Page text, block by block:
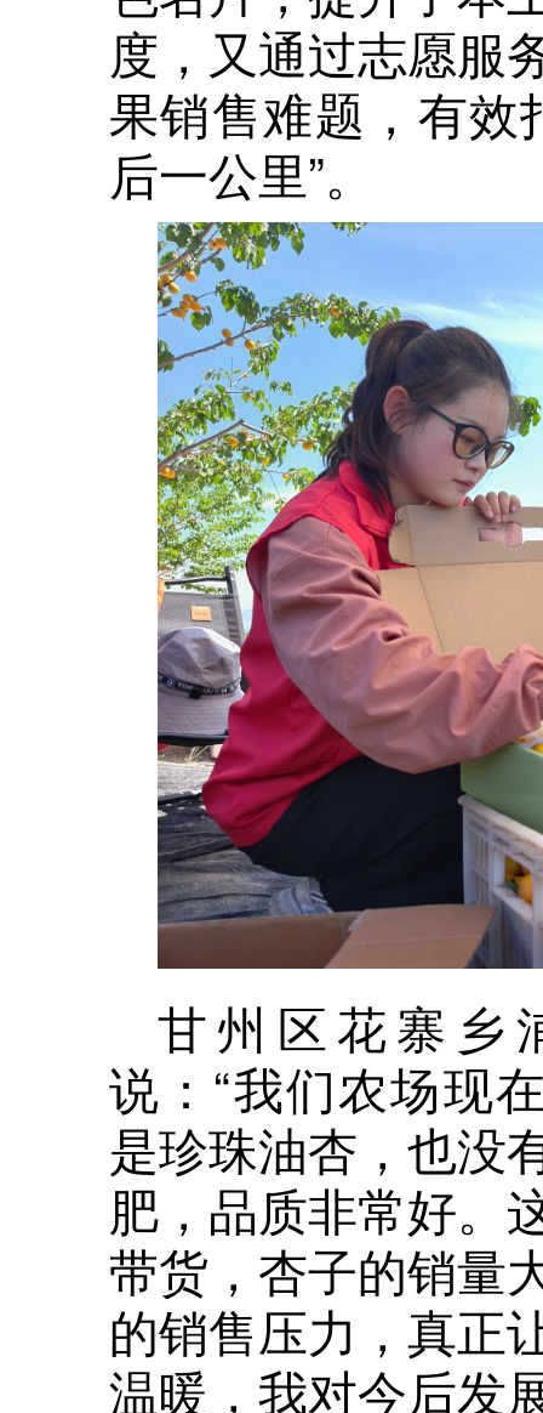
度，又通过志愿服
果销售难题，有效
后一公里”。
甘州区花寨乡
说：“我们农场现
是珍珠油杏，也没
肥，品质非常好。
带货，杏子的销量
的销售压力，真正
温暖，我对今后发